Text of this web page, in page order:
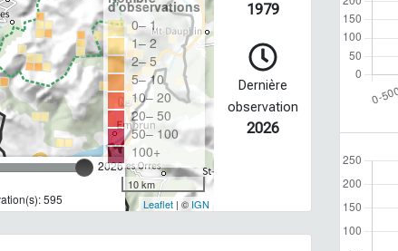
2026
595
d'observations
0– 1
1– 2
2– 5
5– 10
10– 20
20– 50
50– 100
100+
10 km
Leaflet| © IGN
1979
Dernière
observation
2026